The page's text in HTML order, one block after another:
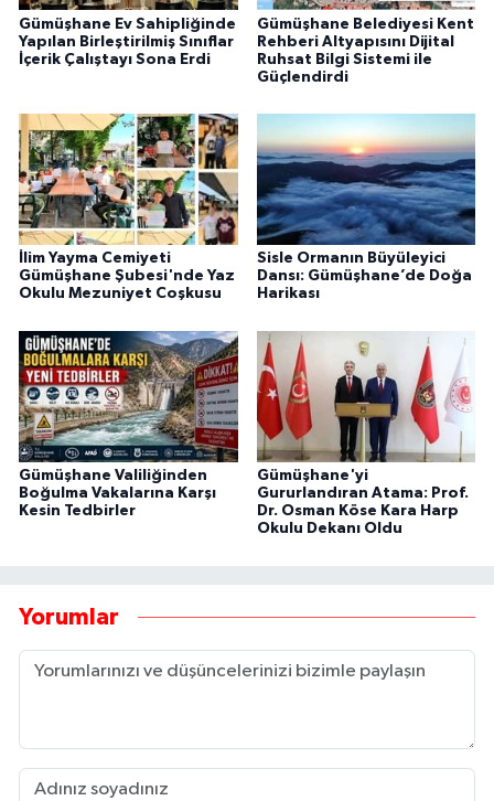
Gümüşhane Ev Sahipliğinde
Yapılan Birleştirilmiş Sınıflar
İçerik Çalıştayı Sona Erdi
Gümüşhane Belediyesi Kent
Rehberi Altyapısını Dijital
Ruhsat Bilgi Sistemi ile
Güçlendirdi
İlim Yayma Cemiyeti
Gümüşhane Şubesi'nde Yaz
Okulu Mezuniyet Coşkusu
Sisle Ormanın Büyüleyici
Dansı: Gümüşhane’de Doğa
Harikası
Gümüşhane Valiliğinden
Boğulma Vakalarına Karşı
Kesin Tedbirler
Gümüşhane'yi
Gururlandıran Atama: Prof.
Dr. Osman Köse Kara Harp
Okulu Dekanı Oldu
Yorumlar